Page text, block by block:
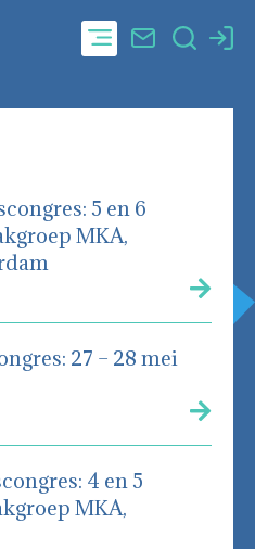
5 en 6
MKA,
27 – 28 mei
4 en 5
MKA,